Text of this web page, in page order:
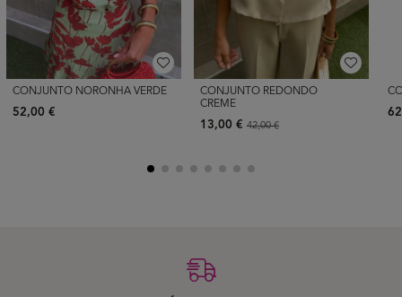
CONJUNTO NORONHA VERDE
52,00 €
CONJUNTO REDONDO
CREME
13,00 € 42,00 €